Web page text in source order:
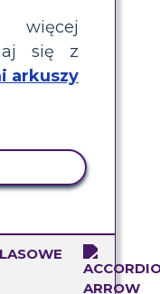
się z
arkuszy